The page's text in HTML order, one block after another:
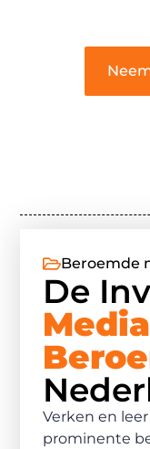
Beroemde
De
Verken en
prominente